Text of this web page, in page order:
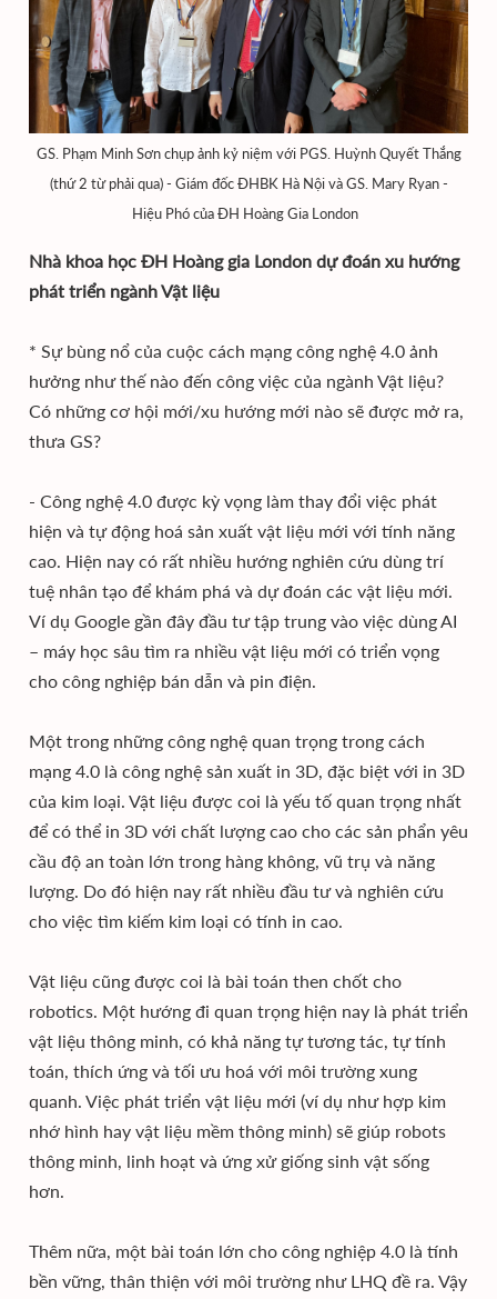
GS. Phạm Minh Sơn chụp ảnh kỷ niệm với PGS. Huỳnh Quyết Thắng
(thứ 2 từ phải qua) - Giám đốc ĐHBK Hà Nội và GS. Mary Ryan -
Hiệu Phó của ĐH Hoàng Gia London
Nhà khoa học ĐH Hoàng gia London dự đoán xu hướng
phát triển ngành Vật liệu
* Sự bùng nổ của cuộc cách mạng công nghệ 4.0 ảnh
hưởng như thế nào đến công việc của ngành Vật liệu?
Có những cơ hội mới/xu hướng mới nào sẽ được mở ra,
thưa GS?
- Công nghệ 4.0 được kỳ vọng làm thay đổi việc phát
hiện và tự động hoá sản xuất vật liệu mới với tính năng
cao. Hiện nay có rất nhiều hướng nghiên cứu dùng trí
tuệ nhân tạo để khám phá và dự đoán các vật liệu mới.
Ví dụ Google gần đây đầu tư tập trung vào việc dùng AI
– máy học sâu tìm ra nhiều vật liệu mới có triển vọng
cho công nghiệp bán dẫn và pin điện.
Một trong những công nghệ quan trọng trong cách
mạng 4.0 là công nghệ sản xuất in 3D, đặc biệt với in 3D
của kim loại. Vật liệu được coi là yếu tố quan trọng nhất
để có thể in 3D với chất lượng cao cho các sản phẩn yêu
cầu độ an toàn lớn trong hàng không, vũ trụ và năng
lượng. Do đó hiện nay rất nhiều đầu tư và nghiên cứu
cho việc tìm kiếm kim loại có tính in cao.
Vật liệu cũng được coi là bài toán then chốt cho
robotics. Một hướng đi quan trọng hiện nay là phát triển
vật liệu thông minh, có khả năng tự tương tác, tự tính
toán, thích ứng và tối ưu hoá với môi trường xung
quanh. Việc phát triển vật liệu mới (ví dụ như hợp kim
nhớ hình hay vật liệu mềm thông minh) sẽ giúp robots
thông minh, linh hoạt và ứng xử giống sinh vật sống
hơn.
Thêm nữa, một bài toán lớn cho công nghiệp 4.0 là tính
bền vững, thân thiện với môi trường như LHQ đề ra. Vậy